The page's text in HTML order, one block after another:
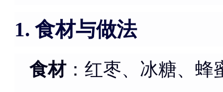
1. 食材与做法
食材：红枣、冰糖、蜂